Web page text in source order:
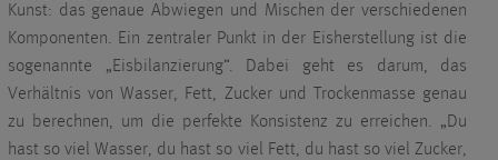
Kunst: das genaue Abwiegen und Mischen der verschiedenen
Komponenten. Ein zentraler Punkt in der Eisherstellung ist die
sogenannte „Eisbilanzierung“. Dabei geht es darum, das
Verhältnis von Wasser, Fett, Zucker und Trockenmasse genau
zu berechnen, um die perfekte Konsistenz zu erreichen. „Du
hast so viel Wasser, du hast so viel Fett, du hast so viel Zucker,